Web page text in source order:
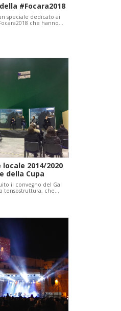
#Focara2018
speciale dedicato ai
che hanno…
2014/2020
della Cupa
il convegno del Gal
tensostruttura, che…